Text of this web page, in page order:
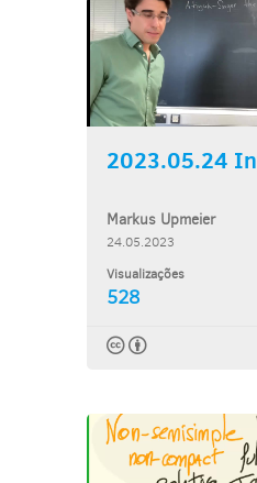
2023.05.24
Markus Upmeier
24.05.2023
Visualizações
528